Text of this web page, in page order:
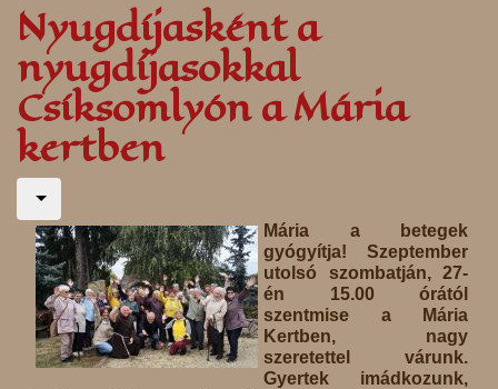
Nyugdíjasként a
nyugdíjasokkal
Csíksomlyón a Mária
kertben
Mária a betegek
gyógyítja! Szeptember
utolsó szombatján, 27-
én 15.00 órától
szentmise a Mária
Kertben, nagy
szeretettel várunk.
Gyertek imádkozunk,